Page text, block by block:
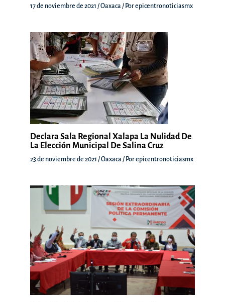
17 de noviembre de 2021 /Oaxaca / Porepicentronoticiasmx
Declara Sala Regional Xalapa La Nulidad De
La Elección Municipal De Salina Cruz
23 de noviembre de 2021 /Oaxaca / Porepicentronoticiasmx